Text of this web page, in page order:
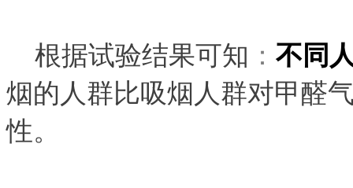
根据试验结果可知 ： 不同
烟的人群比吸烟人群对甲醛
性。